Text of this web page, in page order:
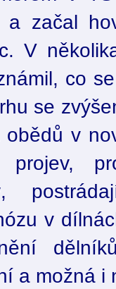
a začal
V
co
se
v
projev,
v
a možná i